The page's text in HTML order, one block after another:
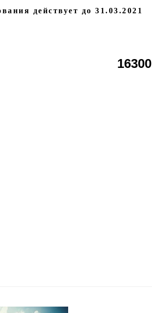
действует до 31.03.2021
16300